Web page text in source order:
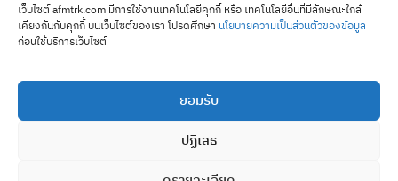
เว็บไซต์ afmtrk.com มีการใช้งานเทคโนโลยีคุกกี้ หรือ เทคโนโลยีอื่นที่มีลักษณะใกล้
เคียงกันกับคุกกี้ บนเว็บไซต์ของเรา โปรดศึกษา นโยบายความเป็นส่วนตัวของข้อมูล
ก่อนใช้บริการเว็บไซต์
ยอมรับ
ปฏิเสธ
P.Pork
COPYRIGHT © 2025 AFM. ALL RIGHTS RESERVED.
AFM BRAND
Contact us